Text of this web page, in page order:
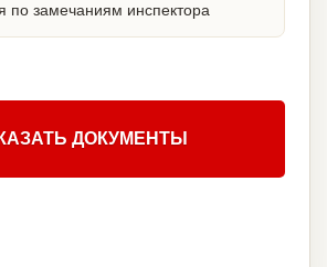
по замечаниям инспектора
ДОКУМЕНТЫ